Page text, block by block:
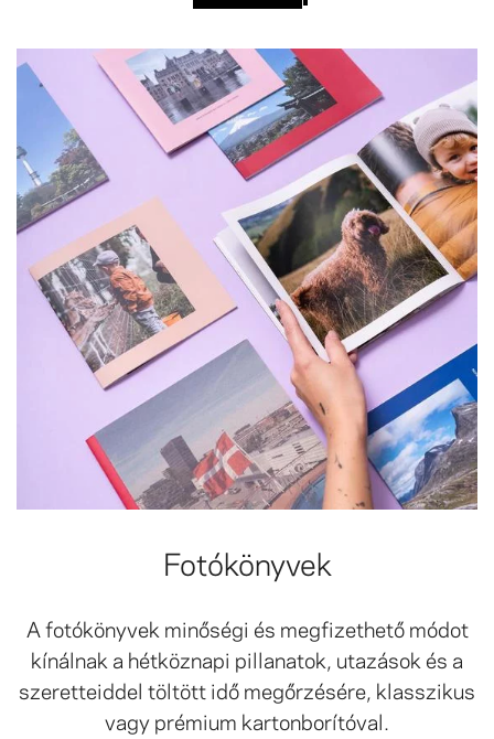
Fotókönyvek
A fotókönyvek minőségi és megfizethető módot
kínálnak a hétköznapi pillanatok, utazások és a
szeretteiddel töltött idő megőrzésére, klasszikus
vagy prémium kartonborítóval.